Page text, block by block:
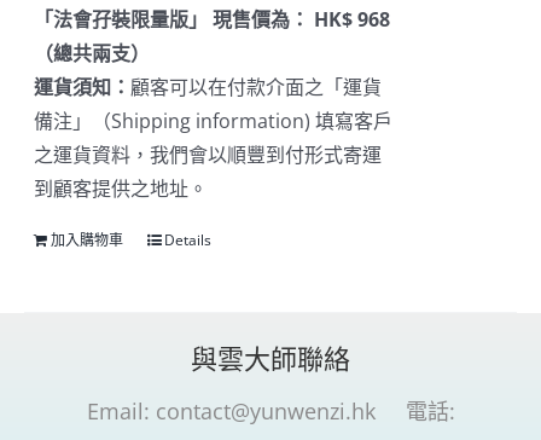
「法會孖裝限量版」 現售價為： HK$ 968
（總共兩支）
運貨須知： 顧客可以在付款介面之「運貨
備注」（Shipping information) 填寫客戶
之運貨資料，我們會以順豐到付形式寄運
到顧客提供之地址。
加入購物車 Details
與雲大師聯絡
Email: contact@yunwenzi.hk電話: